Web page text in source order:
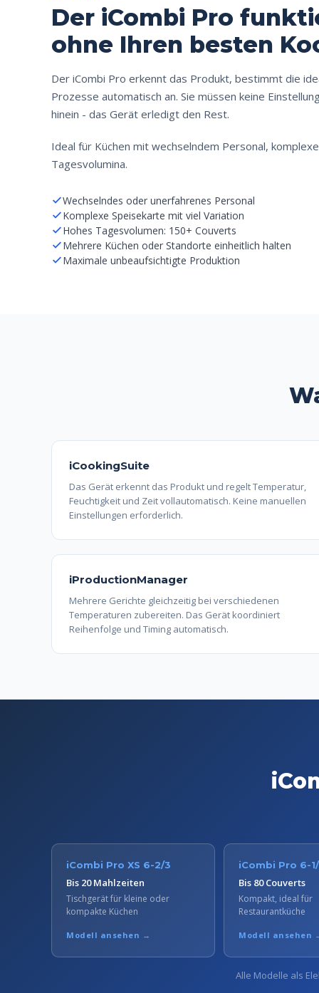
Der iCombi Pro
ohne Ihren besten
Der iCombi Pro erkennt das Produkt, bestimmt die
Prozesse automatisch an. Sie müssen keine
hinein - das Gerät erledigt den Rest.
Ideal für Küchen mit wechselndem Personal,
Tagesvolumina.
Wechselndes oder unerfahrenes Personal
Komplexe Speisekarte mit viel Variation
Hohes Tagesvolumen: 150+ Couverts
Mehrere Küchen oder Standorte einheitlich halten
Maximale unbeaufsichtigte Produktion
iCookingSuite
Das Gerät erkennt das Produkt und regelt Temperatur,
Feuchtigkeit und Zeit vollautomatisch. Keine manuellen
Einstellungen erforderlich.
iProductionManager
Mehrere Gerichte gleichzeitig bei verschiedenen
Temperaturen zubereiten. Das Gerät koordiniert
Reihenfolge und Timing automatisch.
iCombi Pro XS 6-2/3
Bis 20 Mahlzeiten
Tischgerät für kleine oder
kompakte Küchen
Modell ansehen →
iCombi Pro 6-1/
Bis 80 Couverts
Kompakt, ideal für
Restaurantküche
Modell ansehen
Alle Modelle als